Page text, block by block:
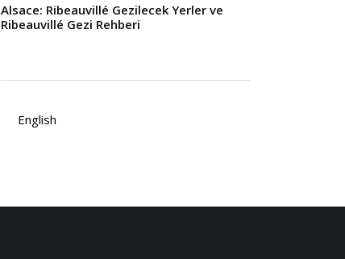
Alsace: Ribeauvillé Gezilecek Yerler ve
Ribeauvillé Gezi Rehberi
English